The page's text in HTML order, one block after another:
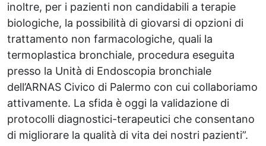
inoltre, per i pazienti non candidabili a terapie
biologiche, la possibilità di giovarsi di opzioni di
trattamento non farmacologiche, quali la
termoplastica bronchiale, procedura eseguita
presso la Unità di Endoscopia bronchiale
dell’ARNAS Civico di Palermo con cui collaboriamo
attivamente. La sfida è oggi la validazione di
protocolli diagnostici-terapeutici che consentano
di migliorare la qualità di vita dei nostri pazienti”.